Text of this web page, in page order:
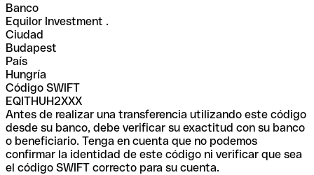
Banco
Equilor Investment .
Ciudad
Budapest
País
Hungría
Código SWIFT
EQITHUH2XXX
Antes de realizar una transferencia utilizando este código
desde su banco, debe verificar su exactitud con su banco
o beneficiario. Tenga en cuenta que no podemos
confirmar la identidad de este código ni verificar que sea
el código SWIFT correcto para su cuenta.